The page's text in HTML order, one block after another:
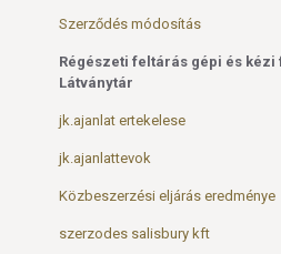
Szerződés módosítás
Régészeti feltárás gépi és kézi
Látványtár
jk.ajanlat ertekelese
jk.ajanlattevok
Közbeszerzési eljárás eredménye
szerzodes salisbury kft